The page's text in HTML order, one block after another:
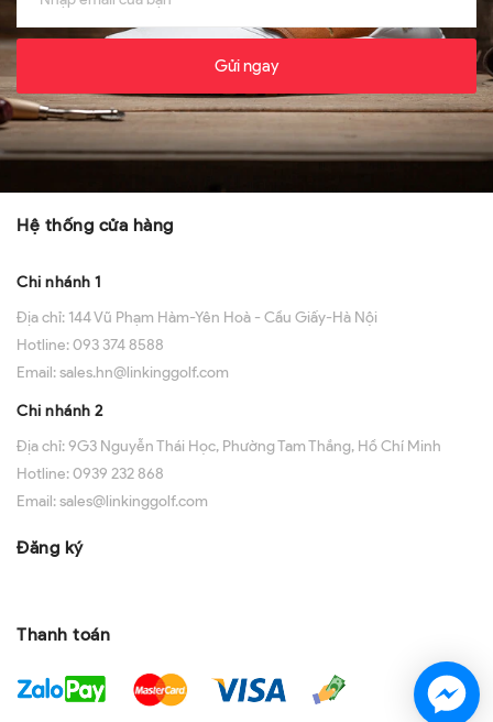
Gửi ngay
Hệ thống cửa hàng
Chi nhánh 1
Địa chỉ: 144 Vũ Phạm Hàm-Yên Hoà - Cầu Giấy-Hà Nội
Hotline:093 374 8588
Email:sales.hn@linkinggolf.com
Chi nhánh 2
Địa chỉ:9G3 Nguyễn Thái Học, Phường Tam Thắng, Hồ Chí Minh
Hotline:0939 232 868
Email:sales@linkinggolf.com
Đăng ký
Thanh toán